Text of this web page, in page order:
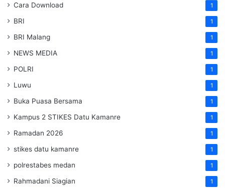
Cara Download 1
BRI 1
BRI Malang 1
NEWS MEDIA 1
POLRI 1
Luwu 1
Buka Puasa Bersama 1
Kampus 2 STIKES Datu Kamanre 1
Ramadan 2026 1
stikes datu kamanre 1
polrestabes medan 1
Rahmadani Siagian 1